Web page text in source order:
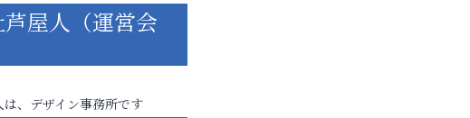
せんか？
談会カフェ
屋人（運営会
、デザイン事務所です